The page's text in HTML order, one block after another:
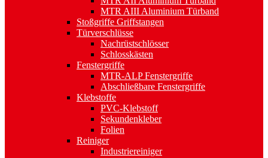
MTR AIII Aluminium Türband
Stoßgriffe Griffstangen
Türverschlüsse
Nachrüstschlösser
Schlosskästen
Fenstergriffe
MTR-ALP Fenstergriffe
Abschließbare Fenstergriffe
Klebstoffe
PVC-Klebstoff
Sekundenkleber
Folien
Reiniger
Industriereiniger